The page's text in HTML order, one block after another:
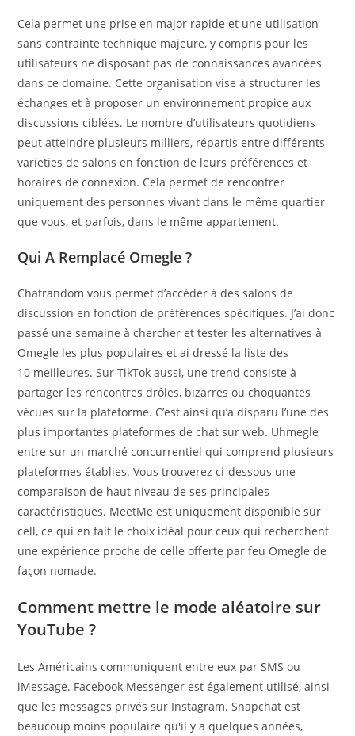
Cela permet une prise en major rapide et une utilisation
sans contrainte technique majeure, y compris pour les
utilisateurs ne disposant pas de connaissances avancées
dans ce domaine. Cette organisation vise à structurer les
échanges et à proposer un environnement propice aux
discussions ciblées. Le nombre d’utilisateurs quotidiens
peut atteindre plusieurs milliers, répartis entre différents
varieties de salons en fonction de leurs préférences et
horaires de connexion. Cela permet de rencontrer
uniquement des personnes vivant dans le même quartier
que vous, et parfois, dans le même appartement.
Qui A Remplacé Omegle ?
Chatrandom vous permet d’accéder à des salons de
discussion en fonction de préférences spécifiques. J’ai donc
passé une semaine à chercher et tester les alternatives à
Omegle les plus populaires et ai dressé la liste des
10 meilleures. Sur TikTok aussi, une trend consiste à
partager les rencontres drôles, bizarres ou choquantes
vécues sur la plateforme. C’est ainsi qu’a disparu l’une des
plus importantes plateformes de chat sur web. Uhmegle
entre sur un marché concurrentiel qui comprend plusieurs
plateformes établies. Vous trouverez ci-dessous une
comparaison de haut niveau de ses principales
caractéristiques. MeetMe est uniquement disponible sur
cell, ce qui en fait le choix idéal pour ceux qui recherchent
une expérience proche de celle offerte par feu Omegle de
façon nomade.
Comment mettre le mode aléatoire sur
YouTube ?
Les Américains communiquent entre eux par SMS ou
iMessage. Facebook Messenger est également utilisé, ainsi
que les messages privés sur Instagram. Snapchat est
beaucoup moins populaire qu'il y a quelques années,